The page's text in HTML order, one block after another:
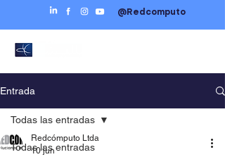
@Redcomputo
Entrada
Todas las entradas
Todas las entradas
Redcómputo Ltda
10 jun